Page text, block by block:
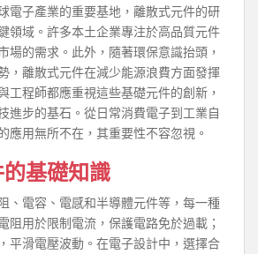
電子產業的重要基地，離散式元件的研
領域。許多本土企業專注於高品質元件
場的需求。此外，隨著環保意識抬頭，
，離散式元件在減少能源浪費方面發揮
工程師都應重視這些基礎元件的創新，
進步的基石。從日常消費電子到工業自
應用無所不在，其重要性不容忽視。
基礎知識
、電容、電感和半導體元件等，每一種
阻用於限制電流，保護電路免於過載；
平滑電壓波動。在電子設計中，選擇合